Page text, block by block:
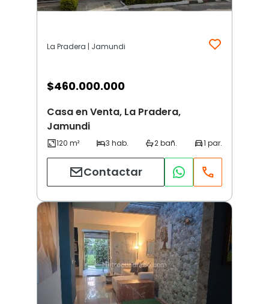
La Pradera | Jamundi
$460.000.000
Casa en Venta, La Pradera,
Jamundi
Contactar